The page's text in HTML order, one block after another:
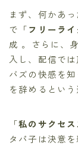
まず、何かあ
で「フリーラ
成 。さらに、
入し、配信で
バズの快感を
を辞めるとい
「私のサクセ
タパ子は決意